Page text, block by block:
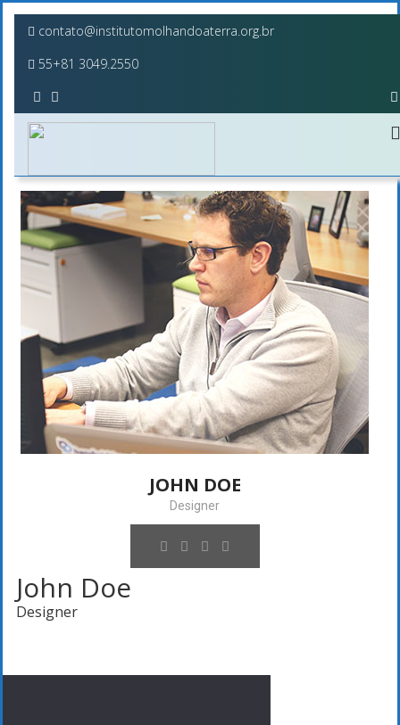
contato@institutomolhandoaterra.org.br
55+81 3049.2550
JOHN DOE
Designer
John Doe
Designer